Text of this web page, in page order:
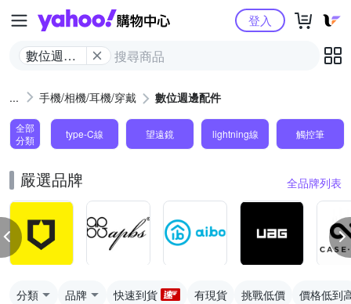
Yahoo購物中心
數位週邊
登入
手機/相機/耳機/穿戴 數位週邊配件
全部
分類
type-C線 望遠鏡 lightning線 觸控筆
嚴選品牌 全品牌列表
分類 品牌 快速到貨 有現貨 挑戰低價 價格低到